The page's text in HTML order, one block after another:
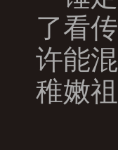
了看
许能
稚嫩